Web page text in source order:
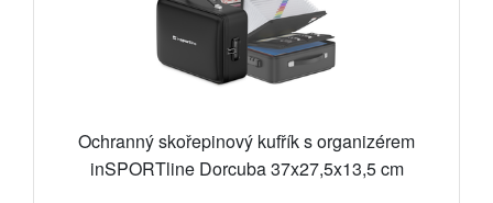
Ochranný skořepinový kufřík s organizérem
inSPORTline Dorcuba 37x27,5x13,5 cm